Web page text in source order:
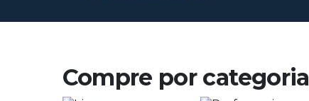
Compre por categoria